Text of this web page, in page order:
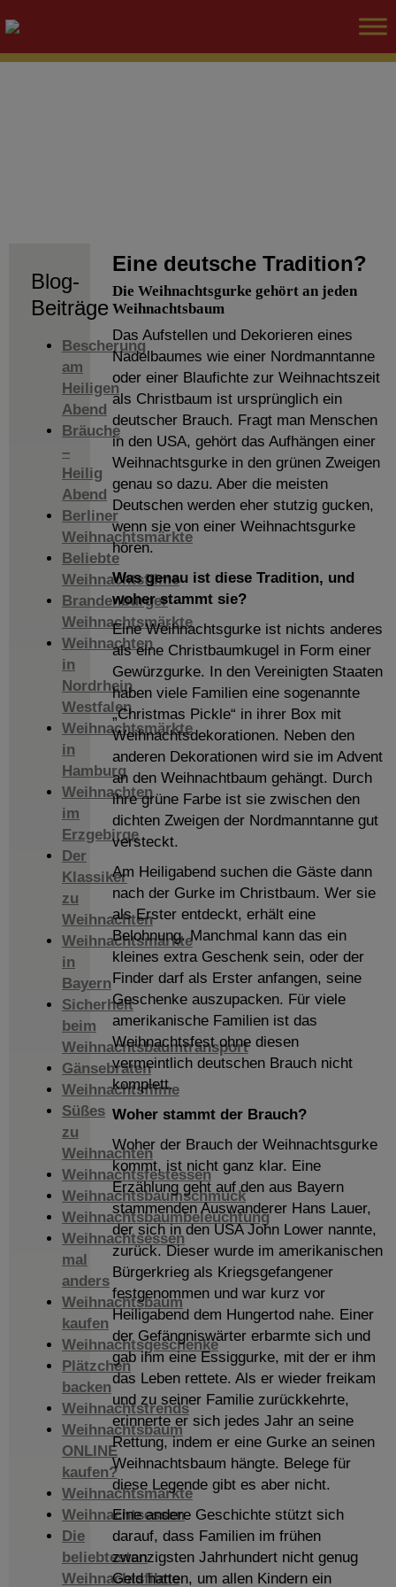
Blog-
Beiträge
Bescherung
am
Heiligen
Abend
Bräuche
–
Heilig
Abend
Berliner
Weihnachtsmärkte
Beliebte
Weihnachtsfilme
Brandenburger
Weihnachtsmärkte
Weihnachten
in
Nordrhein
Westfalen
Weihnachtsmärkte
in
Hamburg
Weihnachten
im
Erzgebirge
Der
Klassiker
zu
Weihnachten
Weihnachtsmärkte
in
Bayern
Sicherheit
beim
Weihnachtsbaumtransport
Gänsebraten
Weihnachtsfilme
Süßes
zu
Weihnachten
Weihnachtsfestessen
Weihnachtsbaumschmuck
Weihnachtsbaumbeleuchtung
Weihnachtsessen
mal
anders
Weihnachtsbaum
kaufen
Weihnachtsgeschenke
Plätzchen
backen
Weihnachtstrends
Weihnachtsbaum
ONLINE
kaufen?
Weihnachtsmärkte
Weihnachtsessen
Die
beliebtesten
Weihnachtsfilme
Eine deutsche Tradition?
Die Weihnachtsgurke gehört an jeden
Weihnachtsbaum
Das Aufstellen und Dekorieren eines
Nadelbaumes wie einer Nordmanntanne
oder einer Blaufichte zur Weihnachtszeit
als Christbaum ist ursprünglich ein
deutscher Brauch. Fragt man Menschen
in den USA, gehört das Aufhängen einer
Weihnachtsgurke in den grünen Zweigen
genau so dazu. Aber die meisten
Deutschen werden eher stutzig gucken,
wenn sie von einer Weihnachtsgurke
hören.
Was genau ist diese Tradition, und
woher stammt sie?
Eine Weihnachtsgurke ist nichts anderes
als eine Christbaumkugel in Form einer
Gewürzgurke. In den Vereinigten Staaten
haben viele Familien eine sogenannte
„Christmas Pickle“ in ihrer Box mit
Weihnachtsdekorationen. Neben den
anderen Dekorationen wird sie im Advent
an den Weihnachtbaum gehängt. Durch
ihre grüne Farbe ist sie zwischen den
dichten Zweigen der Nordmanntanne gut
versteckt.
Am Heiligabend suchen die Gäste dann
nach der Gurke im Christbaum. Wer sie
als Erster entdeckt, erhält eine
Belohnung. Manchmal kann das ein
kleines extra Geschenk sein, oder der
Finder darf als Erster anfangen, seine
Geschenke auszupacken. Für viele
amerikanische Familien ist das
Weihnachtsfest ohne diesen
vermeintlich deutschen Brauch nicht
komplett.
Woher stammt der Brauch?
Woher der Brauch der Weihnachtsgurke
kommt, ist nicht ganz klar. Eine
Erzählung geht auf den aus Bayern
stammenden Auswanderer Hans Lauer,
der sich in den USA John Lower nannte,
zurück. Dieser wurde im amerikanischen
Bürgerkrieg als Kriegsgefangener
festgenommen und war kurz vor
Heiligabend dem Hungertod nahe. Einer
der Gefängniswärter erbarmte sich und
gab ihm eine Essiggurke, mit der er ihm
das Leben rettete. Als er wieder freikam
und zu seiner Familie zurückkehrte,
erinnerte er sich jedes Jahr an seine
Rettung, indem er eine Gurke an seinen
Weihnachtsbaum hängte. Belege für
diese Legende gibt es aber nicht.
Eine andere Geschichte stützt sich
darauf, dass Familien im frühen
zwanzigsten Jahrhundert nicht genug
Geld hatten, um allen Kindern ein